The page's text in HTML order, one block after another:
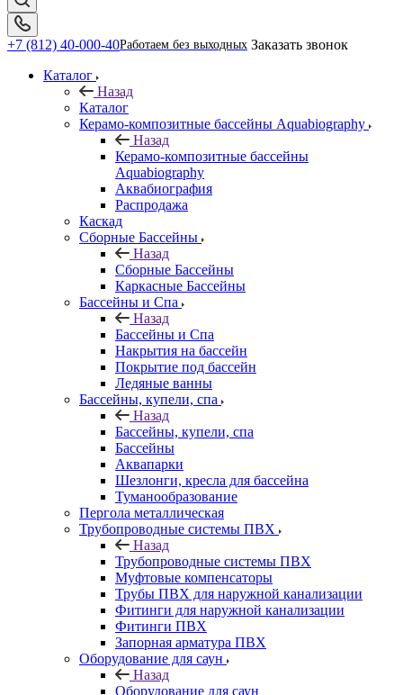
+7 (812) 40-000-40Работаем без выходных Заказать звонок
Каталог
Назад
Каталог
Керамо-композитные бассейны Aquabiography
Назад
Керамо-композитные бассейны
Aquabiography
Аквабиография
Распродажа
Каскад
Сборные Бассейны
Назад
Сборные Бассейны
Каркасные Бассейны
Бассейны и Спа
Назад
Бассейны и Спа
Накрытия на бассейн
Покрытие под бассейн
Ледяные ванны
Бассейны, купели, спа
Назад
Бассейны, купели, спа
Бассейны
Аквапарки
Шезлонги, кресла для бассейна
Туманообразование
Пергола металлическая
Трубопроводные системы ПВХ
Назад
Трубопроводные системы ПВХ
Муфтовые компенсаторы
Трубы ПВХ для наружной канализации
Фитинги для наружной канализации
Фитинги ПВХ
Запорная арматура ПВХ
Оборудование для саун
Назад
Оборудование для саун